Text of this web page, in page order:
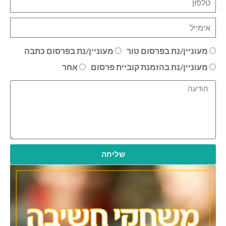
מעוניין/נת בפרסום טור
מעוניין/נת בפרסום כתבה
מעוניין/נת בהזמנת קוביית פרסום
אחר
שליחה